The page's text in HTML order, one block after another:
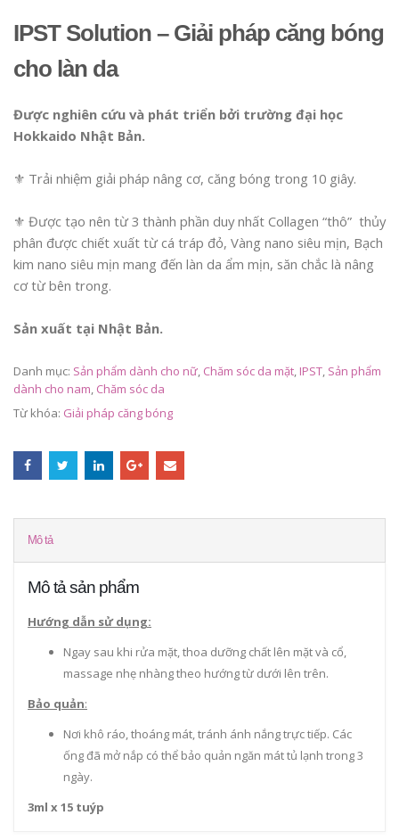
IPST Solution – Giải pháp căng bóng
cho làn da
Được nghiên cứu và phát triển bởi trường đại học
Hokkaido Nhật Bản.
⚜️ Trải nhiệm giải pháp nâng cơ, căng bóng trong 10 giây.
⚜️ Được tạo nên từ 3 thành phần duy nhất Collagen “thô” thủy
phân được chiết xuất từ cá tráp đỏ, Vàng nano siêu mịn, Bạch
kim nano siêu mịn mang đến làn da ẩm mịn, săn chắc là nâng
cơ từ bên trong.
Sản xuất tại Nhật Bản.
Danh mục: Sản phẩm dành cho nữ, Chăm sóc da mặt, IPST, Sản phẩm
dành cho nam, Chăm sóc da
Từ khóa: Giải pháp căng bóng
Mô tả
Mô tả sản phẩm
Hướng dẫn sử dụng:
Ngay sau khi rửa mặt, thoa dưỡng chất lên mặt và cổ,
massage nhẹ nhàng theo hướng từ dưới lên trên.
Bảo quản:
Nơi khô ráo, thoáng mát, tránh ánh nắng trực tiếp. Các
ống đã mở nắp có thể bảo quản ngăn mát tủ lạnh trong 3
ngày.
3ml x 15 tuýp